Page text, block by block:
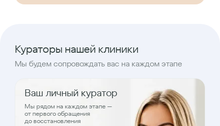
Кураторы нашей клиники
Мы будем сопровождать вас на каждом этапе
Ваш личный куратор
Мы рядом на каждом этапе —
от первого обращения
до восстановления